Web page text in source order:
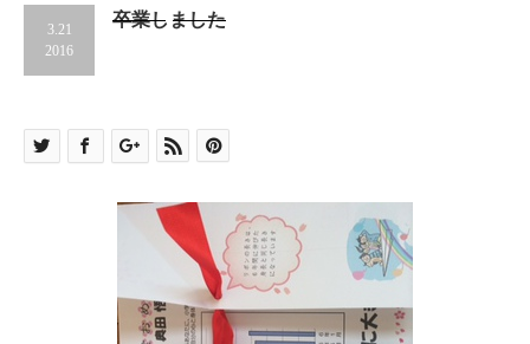
3.21
2016
卒業しました